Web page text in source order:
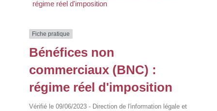
régime réel d'imposition
Fiche pratique
Bénéfices non
commerciaux (BNC) :
régime réel d'imposition
Vérifié le 09/06/2023 - Direction de l'information légale et